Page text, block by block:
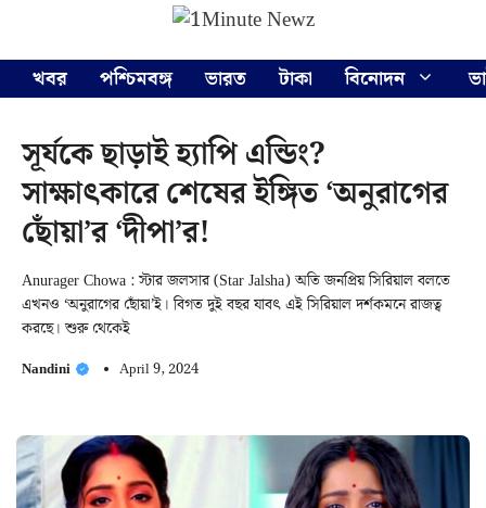
content
খবর
পশ্চিমবঙ্গ ভারত টাকা বিনোদন
সূর্যকে ছাড়াই হ্যাপি এন্ডিং?
সাক্ষাৎকারে শেষের ইঙ্গিত ‘অনুরাগের
ছোঁয়া’র ‘দীপা’র!
Anurager Chowa : স্টার জলসার (Star Jalsha) অতি জনপ্রিয় সিরিয়াল বলতে
এখনও ‘অনুরাগের ছোঁয়া’ই। বিগত দুই বছর যাবৎ এই সিরিয়াল দর্শকমনে রাজত্ব
করছে। শুরু থেকেই
Nandini April 9, 2024